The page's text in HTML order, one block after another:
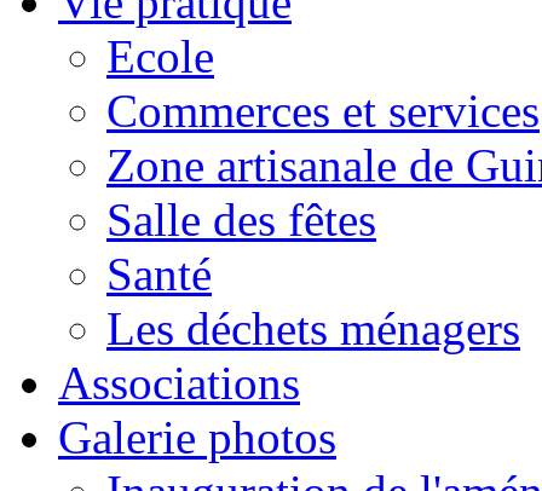
Ecole
Commerces et services
Zone artisanale de
Salle des fêtes
Santé
Les déchets ménagers
Associations
Galerie photos